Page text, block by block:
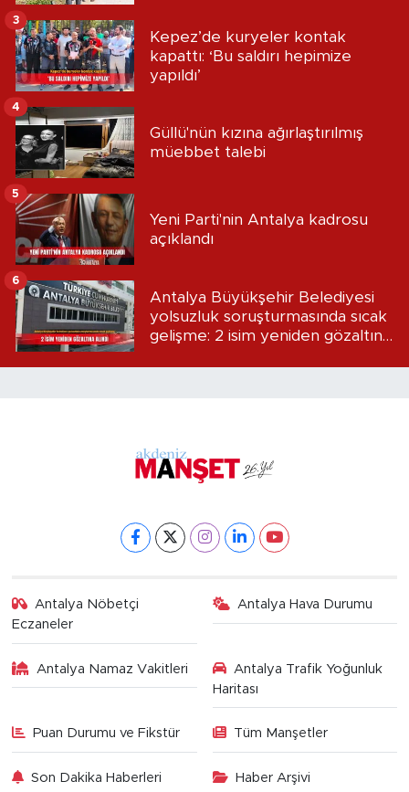
Kepez’de kuryeler kontak
kapattı: ‘Bu saldırı hepimize
yapıldı’
3
Güllü'nün kızına ağırlaştırılmış
müebbet talebi
4
Yeni Parti'nin Antalya kadrosu
açıklandı
5
Antalya Büyükşehir Belediyesi
yolsuzluk soruşturmasında sıcak
gelişme: 2 isim yeniden gözaltına
6
Antalya Nöbetçi
Eczaneler
Antalya Hava Durumu
Antalya Namaz Vakitleri
Antalya Trafik Yoğunluk
Haritası
Puan Durumu ve Fikstür Tüm Manşetler
Son Dakika Haberleri Haber Arşivi